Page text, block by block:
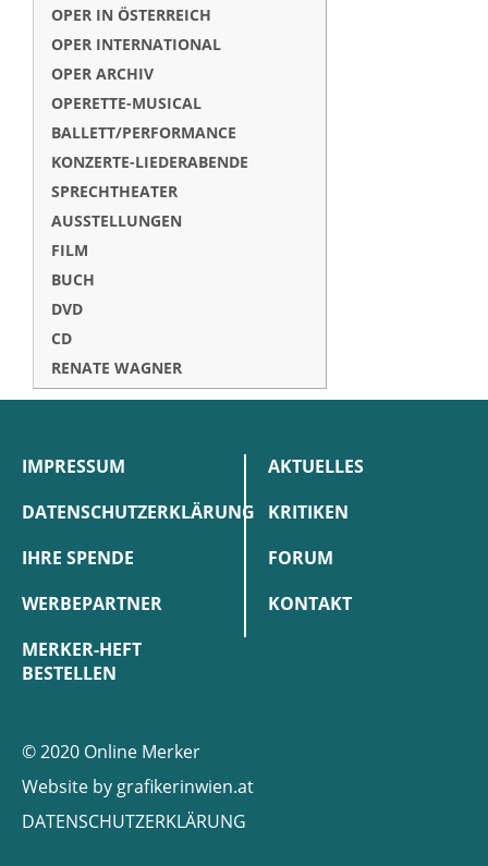
OPER IN ÖSTERREICH
OPER INTERNATIONAL
OPER ARCHIV
OPERETTE-MUSICAL
BALLETT/PERFORMANCE
KONZERTE-LIEDERABENDE
SPRECHTHEATER
AUSSTELLUNGEN
FILM
BUCH
DVD
CD
RENATE WAGNER
IMPRESSUM
DATENSCHUTZERKLÄRUNG
IHRE SPENDE
WERBEPARTNER
MERKER-HEFT
BESTELLEN
AKTUELLES
KRITIKEN
FORUM
KONTAKT
© 2020 Online Merker
Website by grafikerinwien.at
DATENSCHUTZERKLÄRUNG